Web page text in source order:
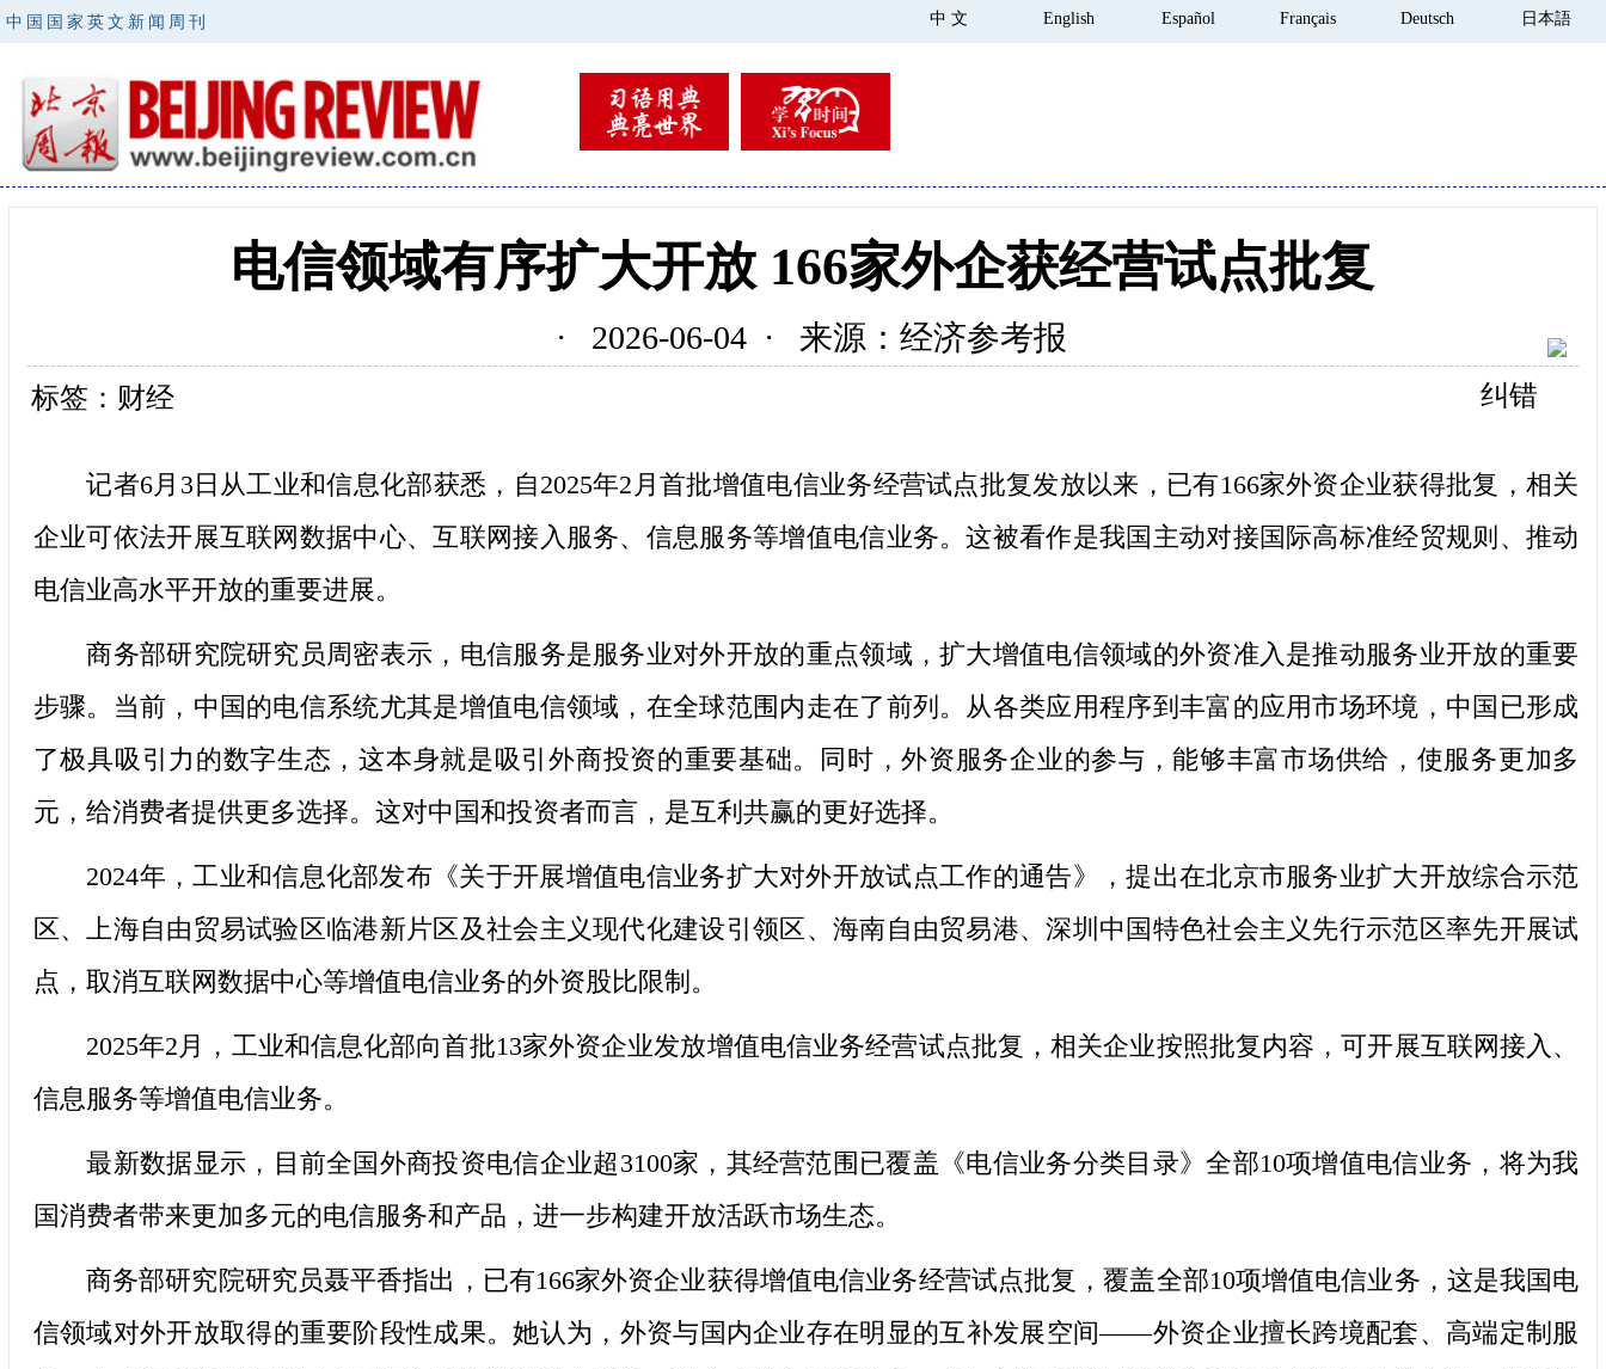
中国国家英文新闻周刊 日本語
Deutsch
Français
Español
English
中 文
电信领域有序扩大开放 166家外企获经营试点批复
· 2026-06-04 · 来源：经济参考报
标签：财经 纠错
记者6月3日从工业和信息化部获悉，自2025年2月首批增值电信业务经营试点批复发放以来，已有166家外资企业获得批复，相关
企业可依法开展互联网数据中心、互联网接入服务、信息服务等增值电信业务。这被看作是我国主动对接国际高标准经贸规则、推动
电信业高水平开放的重要进展。
商务部研究院研究员周密表示，电信服务是服务业对外开放的重点领域，扩大增值电信领域的外资准入是推动服务业开放的重要
步骤。当前，中国的电信系统尤其是增值电信领域，在全球范围内走在了前列。从各类应用程序到丰富的应用市场环境，中国已形成
了极具吸引力的数字生态，这本身就是吸引外商投资的重要基础。同时，外资服务企业的参与，能够丰富市场供给，使服务更加多
元，给消费者提供更多选择。这对中国和投资者而言，是互利共赢的更好选择。
2024年，工业和信息化部发布《关于开展增值电信业务扩大对外开放试点工作的通告》，提出在北京市服务业扩大开放综合示范
区、上海自由贸易试验区临港新片区及社会主义现代化建设引领区、海南自由贸易港、深圳中国特色社会主义先行示范区率先开展试
点，取消互联网数据中心等增值电信业务的外资股比限制。
2025年2月，工业和信息化部向首批13家外资企业发放增值电信业务经营试点批复，相关企业按照批复内容，可开展互联网接入、
信息服务等增值电信业务。
最新数据显示，目前全国外商投资电信企业超3100家，其经营范围已覆盖《电信业务分类目录》全部10项增值电信业务，将为我
国消费者带来更加多元的电信服务和产品，进一步构建开放活跃市场生态。
商务部研究院研究员聂平香指出，已有166家外资企业获得增值电信业务经营试点批复，覆盖全部10项增值电信业务，这是我国电
信领域对外开放取得的重要阶段性成果。她认为，外资与国内企业存在明显的互补发展空间——外资企业擅长跨境配套、高端定制服